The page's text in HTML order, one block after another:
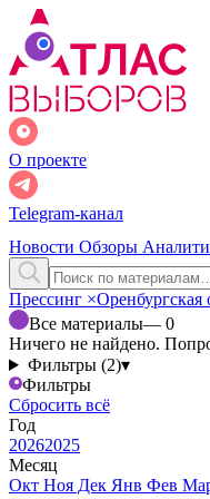
О проекте
Telegram-канал
Новости Обзоры
Прессинг ×Оренбургская
Все материалы— 0
Ничего не найдено.
Фильтры (2)▾
Фильтры
Сбросить всё
Год
20262025
Месяц
Окт Ноя Дек Янв Фев